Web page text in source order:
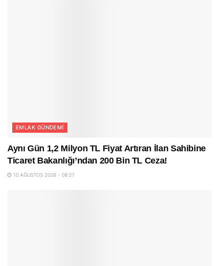
EMLAK GÜNDEMI
Aynı Gün 1,2 Milyon TL Fiyat Artıran İlan Sahibine
Ticaret Bakanlığı’ndan 200 Bin TL Ceza!
10 AĞUSTOS 2026 - 08:27